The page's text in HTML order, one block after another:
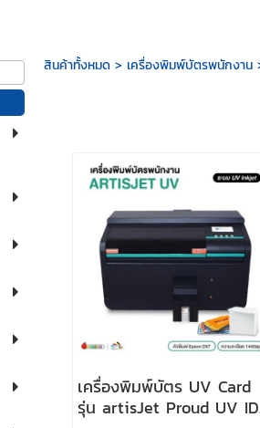
สินค้าทั้งหมด> เครื่องพิมพ์บัตรพนักงาน
เครื่องพิมพ์บัตร UV Card
รุ่น artisJet Proud UV ID